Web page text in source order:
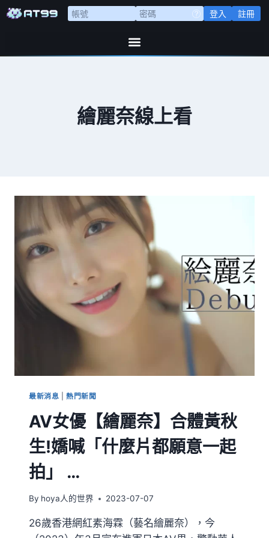
登入 註冊
繪麗奈線上看
最新消息 |熱門新聞
AV女優【繪麗奈】合體黃秋
生!嬌喊「什麼片都願意一起
拍」 …
By hoya人的世界 2023-07-07
26歲香港網紅素海霖（藝名繪麗奈），今